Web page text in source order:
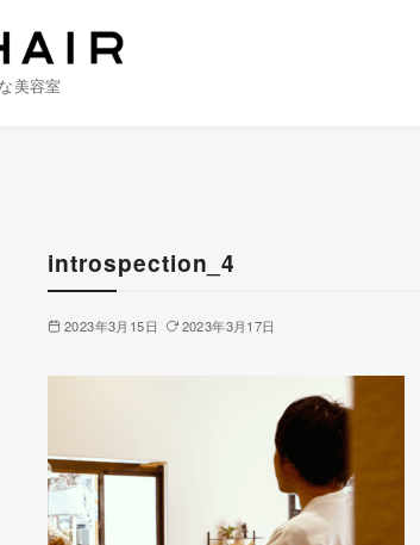
美容室
introspection_4
2023年3月15日 2023年3月17日